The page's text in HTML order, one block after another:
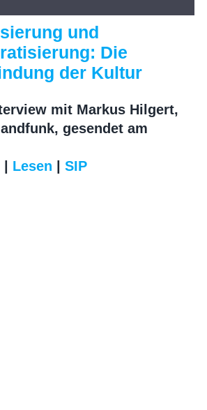
und
Die
der Kultur
mit Markus Hilgert,
gesendet am
| Lesen | SIP